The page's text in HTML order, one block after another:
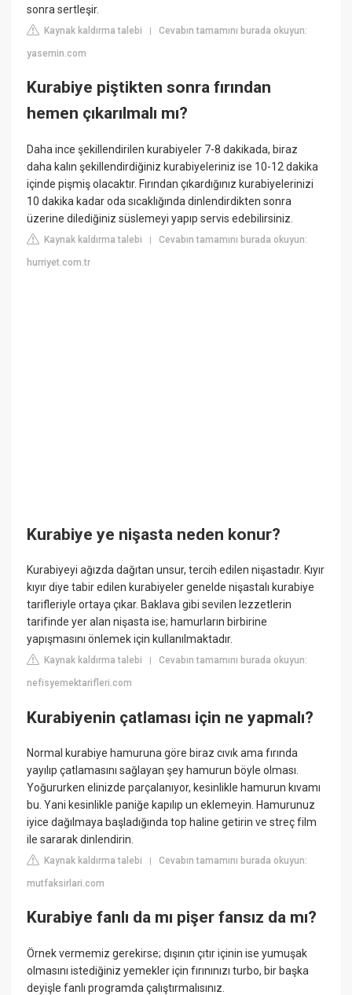
sonra sertleşir.
Kaynak kaldırma talebi |Cevabın tamamını burada okuyun:
yasemin.com
Kurabiye piştikten sonra fırından
hemen çıkarılmalı mı?
Daha ince şekillendirilen kurabiyeler 7-8 dakikada, biraz
daha kalın şekillendirdiğiniz kurabiyeleriniz ise 10-12 dakika
içinde pişmiş olacaktır. Fırından çıkardığınız kurabiyelerinizi
10 dakika kadar oda sıcaklığında dinlendirdikten sonra
üzerine dilediğiniz süslemeyi yapıp servis edebilirsiniz.
Kaynak kaldırma talebi |Cevabın tamamını burada okuyun:
hurriyet.com.tr
Kurabiye ye nişasta neden konur?
Kurabiyeyi ağızda dağıtan unsur, tercih edilen nişastadır. Kıyır
kıyır diye tabir edilen kurabiyeler genelde nişastalı kurabiye
tarifleriyle ortaya çıkar. Baklava gibi sevilen lezzetlerin
tarifinde yer alan nişasta ise; hamurların birbirine
yapışmasını önlemek için kullanılmaktadır.
Kaynak kaldırma talebi |Cevabın tamamını burada okuyun:
nefisyemektarifleri.com
Kurabiyenin çatlaması için ne yapmalı?
Normal kurabiye hamuruna göre biraz cıvık ama fırında
yayılıp çatlamasını sağlayan şey hamurun böyle olması.
Yoğururken elinizde parçalanıyor, kesinlikle hamurun kıvamı
bu. Yani kesinlikle paniğe kapılıp un eklemeyin. Hamurunuz
iyice dağılmaya başladığında top haline getirin ve streç film
ile sararak dinlendirin.
Kaynak kaldırma talebi |Cevabın tamamını burada okuyun:
mutfaksirlari.com
Kurabiye fanlı da mı pişer fansız da mı?
Örnek vermemiz gerekirse; dışının çıtır içinin ise yumuşak
olmasını istediğiniz yemekler için fırınınızı turbo, bir başka
deyişle fanlı programda çalıştırmalısınız.